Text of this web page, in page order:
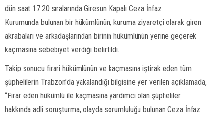
dün saat 17.20 sıralarında Giresun Kapalı Ceza İnfaz
Kurumunda bulunan bir hükümlünün, kuruma ziyaretçi olarak giren
akrabaları ve arkadaşlarından birinin hükümlünün yerine geçerek
kaçmasına sebebiyet verdiği belirtildi.
Takip sonucu firari hükümlünün ve kaçmasına iştirak eden tüm
şüphelilerin Trabzon’da yakalandığı bilgisine yer verilen açıklamada,
“Firar eden hükümlü ile kaçmasına yardımcı olan şüpheliler
hakkında adli soruşturma, olayda sorumluluğu bulunan Ceza İnfaz